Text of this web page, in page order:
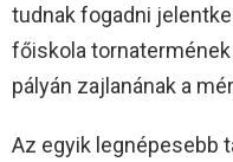
tudnak fogadni
főiskola
pályán zajlanának a
Az egyik legnépesebb